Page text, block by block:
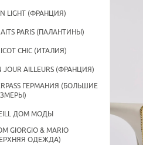
LIGHT (ФРАНЦИЯ)
PARIS (ПАЛАНТИНЫ)
CHIC (ИТАЛИЯ)
JOUR AILLEURS (ФРАНЦИЯ)
ГЕРМАНИЯ (БОЛЬШИЕ
ДОМ МОДЫ
GIORGIO & MARIO
ОДЕЖДА)